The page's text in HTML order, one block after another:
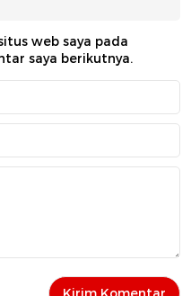
web saya pada
saya berikutnya.